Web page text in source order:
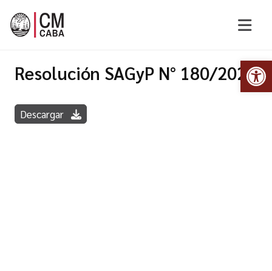
Resolución SAGyP N° 180/2022
Descargar